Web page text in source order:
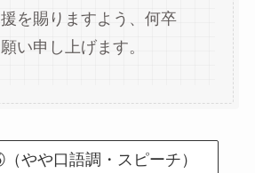
を賜りますよう、何卒
い申し上げます。
やや口語調・スピーチ）